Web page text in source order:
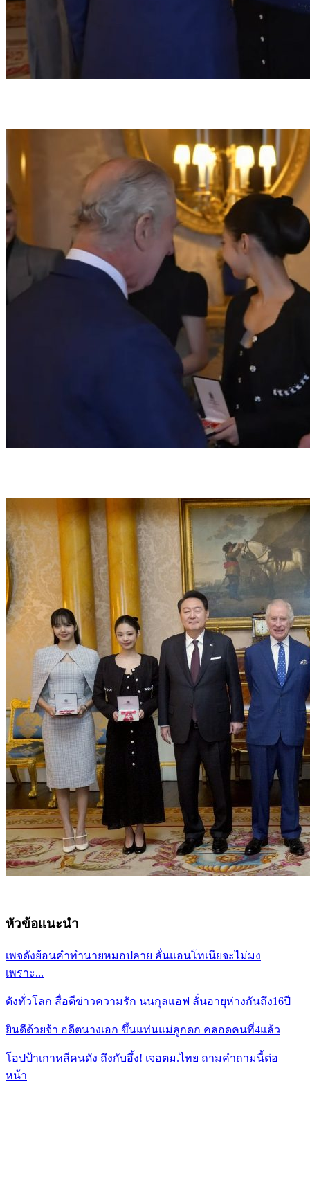
หัวข้อแนะนำ
เพจดังย้อนคำทำนายหมอปลาย ลั่นแอนโทเนียจะไม่มง
เพราะ...
ดังทั่วโลก สื่อตีข่าวความรัก นนกุลแอฟ ลั่นอายุห่างกันถึง16ปี
ยินดีด้วยจ้า อดีตนางเอก ขึ้นแท่นแม่ลูกดก คลอดคนที่4แล้ว
โอปป้าเกาหลีคนดัง ถึงกับอึ้ง! เจอตม.ไทย ถามคำถามนี้ต่อ
หน้า